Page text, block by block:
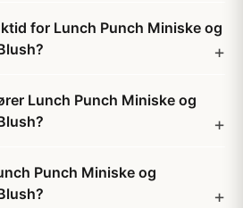
for Lunch Punch Miniske og
Lunch Punch Miniske og
Punch Miniske og